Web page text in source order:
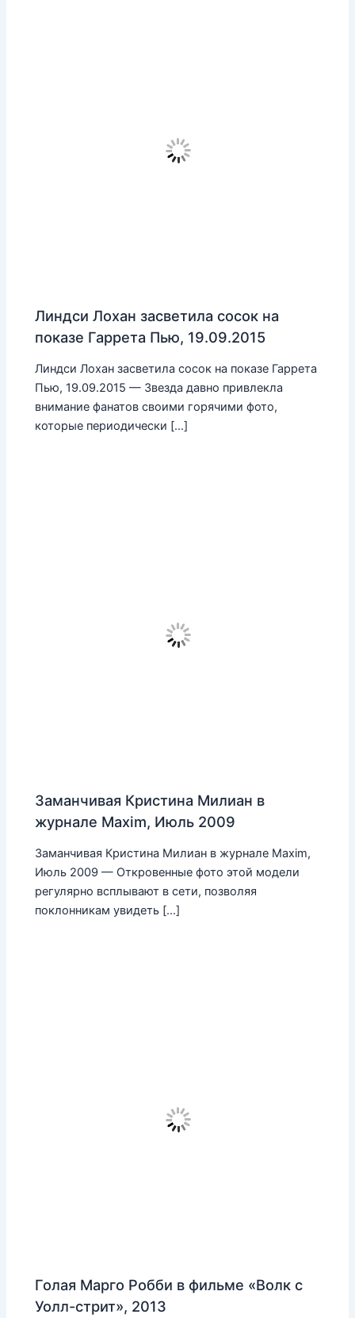
Линдси Лохан засветила сосок на
показе Гаррета Пью, 19.09.2015
Линдси Лохан засветила сосок на показе Гаррета
Пью, 19.09.2015 — Звезда давно привлекла
внимание фанатов своими горячими фото,
которые периодически […]
Заманчивая Кристина Милиан в
журнале Maxim, Июль 2009
Заманчивая Кристина Милиан в журнале Maxim,
Июль 2009 — Откровенные фото этой модели
регулярно всплывают в сети, позволяя
поклонникам увидеть […]
Голая Марго Робби в фильме «Волк с
Уолл-стрит», 2013